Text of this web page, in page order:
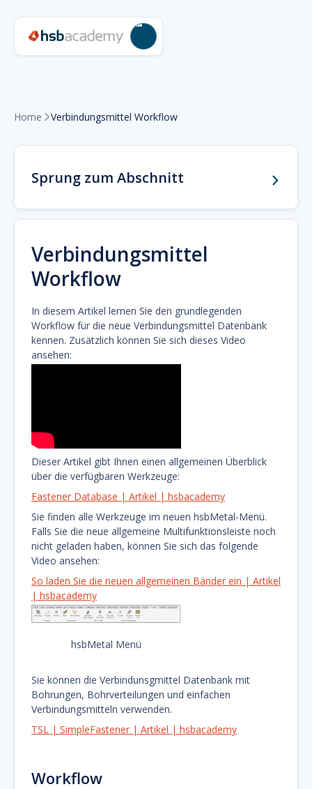
Home Verbindungsmittel Workflow
Sprung zum Abschnitt
Verbindungsmittel
Workflow
In diesem Artikel lernen Sie den grundlegenden
Workflow für die neue Verbindungsmittel Datenbank
kennen. Zusätzlich können Sie sich dieses Video
ansehen:
Dieser Artikel gibt Ihnen einen allgemeinen Überblick
über die verfügbaren Werkzeuge:
Fastener Database | Artikel | hsbacademy
Sie finden alle Werkzeuge im neuen hsbMetal-Menü.
Falls Sie die neue allgemeine Multifunktionsleiste noch
nicht geladen haben, können Sie sich das folgende
Video ansehen:
So laden Sie die neuen allgemeinen Bänder ein | Artikel
| hsbacademy
hsbMetal Menü
Sie können die Verbindunsgmittel Datenbank mit
Bohrungen, Bohrverteilungen und einfachen
Verbindungsmitteln verwenden.
TSL | SimpleFastener | Artikel | hsbacademy
Workflow